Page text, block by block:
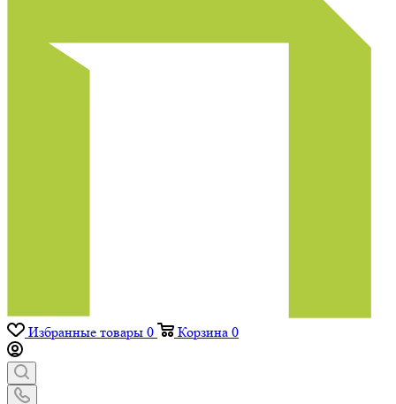
Избранные товары 0 Корзина 0